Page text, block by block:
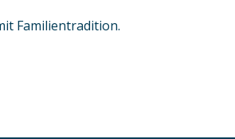
Familientradition.